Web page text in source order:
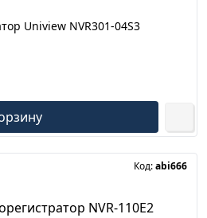
Uniview NVR301-04S3
Код:abi666